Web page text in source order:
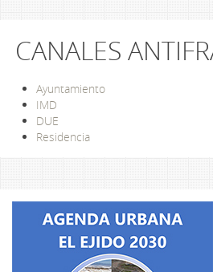
CANALES
Ayuntamiento
IMD
DUE
Residencia